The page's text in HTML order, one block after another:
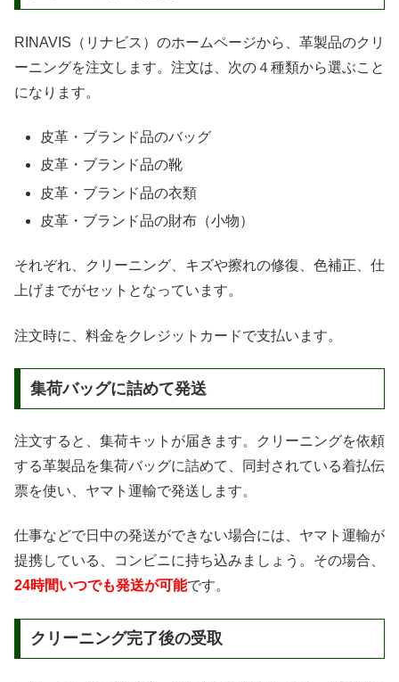
RINAVIS（リナビス）のホームページから、革製品のクリ
ーニングを注文します。注文は、次の４種類から選ぶこと
になります。
皮革・ブランド品のバッグ
皮革・ブランド品の靴
皮革・ブランド品の衣類
皮革・ブランド品の財布（小物）
それぞれ、クリーニング、キズや擦れの修復、色補正、仕
上げまでがセットとなっています。
注文時に、料金をクレジットカードで支払います。
集荷バッグに詰めて発送
注文すると、集荷キットが届きます。クリーニングを依頼
する革製品を集荷バッグに詰めて、同封されている着払伝
票を使い、ヤマト運輸で発送します。
仕事などで日中の発送ができない場合には、ヤマト運輸が
提携している、コンビニに持ち込みましょう。その場合、
24時間いつでも発送が可能です。
クリーニング完了後の受取